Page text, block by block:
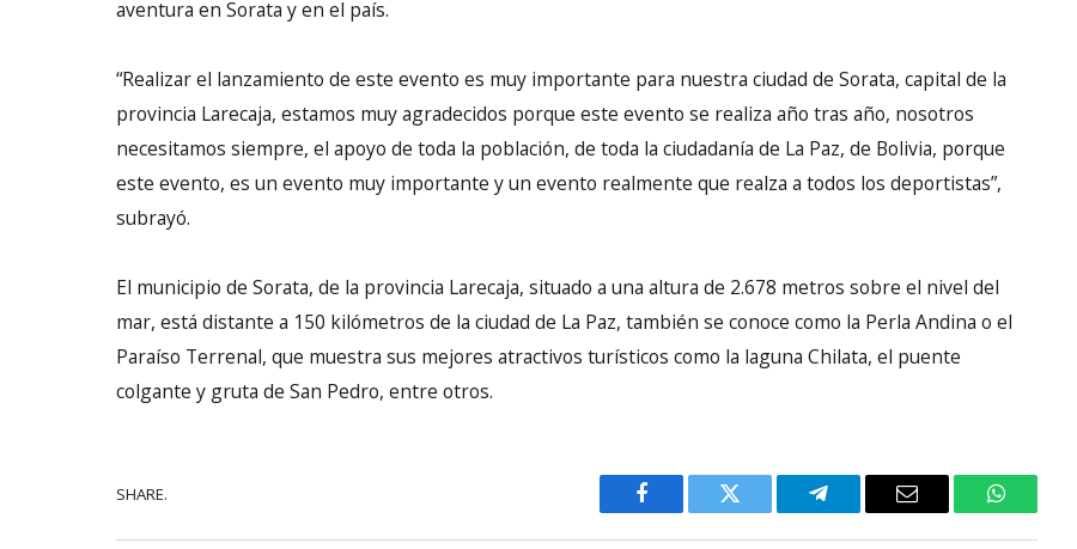
aventura en Sorata y en el país.
“Realizar el lanzamiento de este evento es muy importante para nuestra ciudad de Sorata, capital de la
provincia Larecaja, estamos muy agradecidos porque este evento se realiza año tras año, nosotros
necesitamos siempre, el apoyo de toda la población, de toda la ciudadanía de La Paz, de Bolivia, porque
este evento, es un evento muy importante y un evento realmente que realza a todos los deportistas”,
subrayó.
El municipio de Sorata, de la provincia Larecaja, situado a una altura de 2.678 metros sobre el nivel del
mar, está distante a 150 kilómetros de la ciudad de La Paz, también se conoce como la Perla Andina o el
Paraíso Terrenal, que muestra sus mejores atractivos turísticos como la laguna Chilata, el puente
colgante y gruta de San Pedro, entre otros.
SHARE.
Facebook Twitter Telegram Email WhatsApp